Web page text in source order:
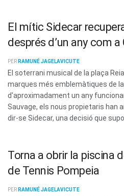
El mític Sidecar
després d’un any com a
PER RAMUNÉ JAGELAVICUTE
El soterrani musical de la plaça
marques més emblemàtiques de
d'aproximadament un any
Sauvage, els nous propietaris han
dir-se Sidecar, una decisió que
Torna a obrir la piscina
de Tennis Pompeia
PER RAMUNÉ JAGELAVICUTE